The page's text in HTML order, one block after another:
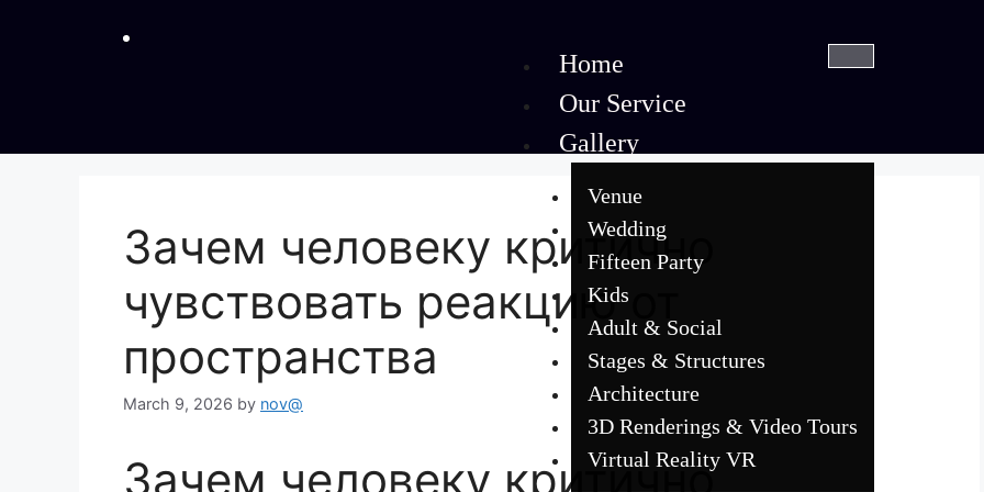
Home
Our Service
Gallery
Venue
Wedding
Fifteen Party
Kids
Adult & Social
Stages & Structures
Architecture
3D Renderings & Video Tours
Virtual Reality VR
Зачем человеку критично
чувствовать реакцию от
пространства
March 9, 2026 by nov@
Зачем человеку критично